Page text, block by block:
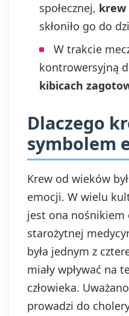
społecznej, krew
skłoniło go do
W trakcie
kontrowersyjną
kibicach
Dlaczego
symbolem
Krew od wieków
emocji. W wielu
jest ona nośnikiem
starożytnej
była jednym z
miały wpływać na
człowieka.
prowadzi do